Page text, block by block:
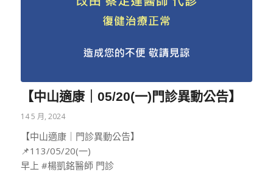
【中山適康｜05/20(一)門診異動公告】
14 5 月, 2024
【中山適康｜門診異動公告】
📌113/05/20(一)
早上 #楊凱銘醫師 門診